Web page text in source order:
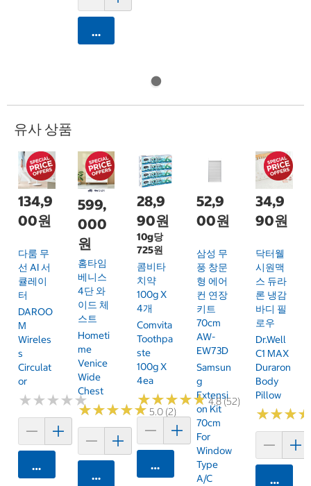
카트에 담기
유사 상품
134,9
00원
다룸 무
선 AI 서
큘레이
터
DAROO
M
Wireles
S
Circulat
Or
★★★★★
★★★★★
카트에 담기
599,
000
원
홈타임
베니스
4단 와
이드 체
스트
Hometi
Me
Venice
Wide
Chest
★★★★★
★★★★★5.0 (2)
카트에 담기
28,9
90원
10g당
725원
콤비타
치약
100g X
4개
Comvita
Toothpa
Ste
100g X
4ea
★★★★★
★★★★★4.8 (52)
카트에 담기
52,9
00원
삼성 무
풍 창문
형 에어
컨 연장
키트
70cm
AW-
EW73D
Samsun
G
Extensi
On Kit
70cm
For
Window
Type
A/C
34,9
90원
닥터웰
시원맥
스 듀라
론 냉감
바디 필
로우
Dr.Well
C1 MAX
Duraron
Body
Pillow
★★★
★★★
카트에